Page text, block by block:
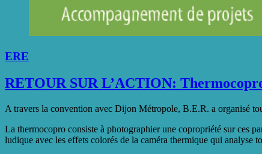
ERE
RETOUR SUR L’ACTION:
A travers la convention avec Dijon Métropole, B.E.R. a organisé
La thermocopro consiste à photographier une copropriété sur ces
ludique avec les effets colorés de la caméra thermique qui analyse